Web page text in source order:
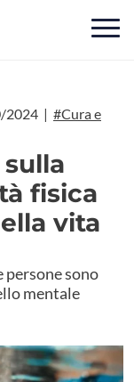
2024 | #Cura e
fisica
vita
persone sono
mentale